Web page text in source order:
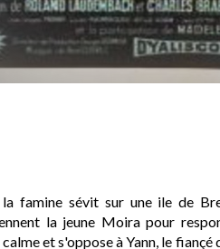
famine sévit sur une ile de
la jeune Moira pour
et s'oppose à Yann, le